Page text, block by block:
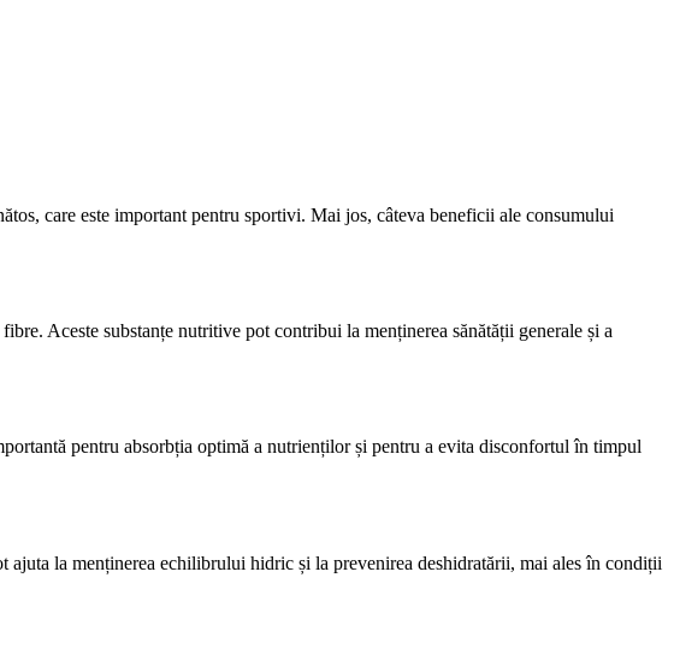
care este important pentru sportivi. Mai jos, câteva beneficii ale consumului
Aceste substanțe nutritive pot contribui la menținerea sănătății generale și a
pentru absorbția optimă a nutrienților și pentru a evita disconfortul în timpul
la menținerea echilibrului hidric și la prevenirea deshidratării, mai ales în condiții